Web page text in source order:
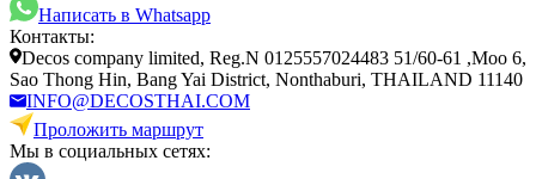
Написать в Whatsapp
Контакты:
Decos company limited, Reg.N 0125557024483 51/60-61 ,Moo 6,
Sao Thong Hin, Bang Yai District, Nonthaburi, THAILAND 11140
INFO@DECOSTHAI.COM
Проложить маршрут
Мы в социальных сетях: